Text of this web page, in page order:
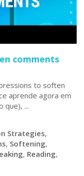
comments
to soften
aprende agora em
que), ...
Strategies,
, Softening,
, Reading,